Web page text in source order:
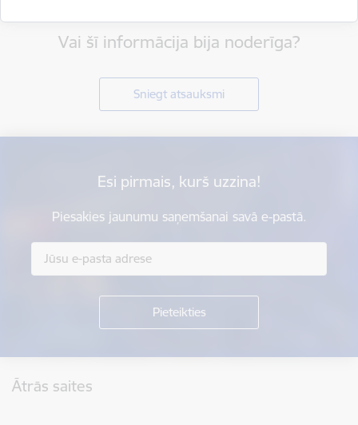
Vai šī informācija bija noderīga?
Sniegt atsauksmi
Esi pirmais, kurš uzzina!
Piesakies jaunumu saņemšanai savā e-pastā.
Ātrās saites